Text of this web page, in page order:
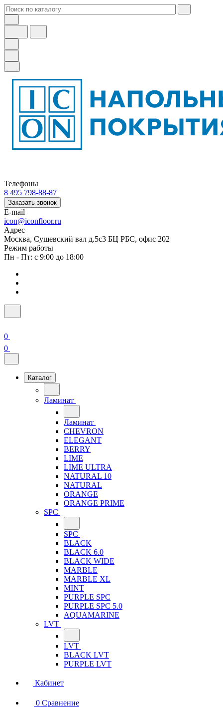
Телефоны
8 495 798-88-87
Заказать звонок
E-mail
icon@iconfloor.ru
Адрес
Москва, Сущевский вал д.5с3 БЦ РБС, офис 202
Режим работы
Пн - Пт: с 9:00 до 18:00
0
0
Каталог
Ламинат
Ламинат
CHEVRON
ELEGANT
BERRY
LIME
LIME ULTRA
NATURAL 10
NATURAL
ORANGE
ORANGE PRIME
SPC
SPC
BLACK
BLACK 6.0
BLACK WIDE
MARBLE
MARBLE XL
MINT
PURPLE SPC
PURPLE SPC 5.0
AQUAMARINE
LVT
LVT
BLACK LVT
PURPLE LVT
Кабинет
0 Сравнение